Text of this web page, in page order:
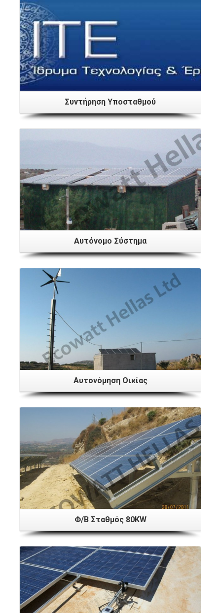
Συντήρηση Υποσταθμού
Αυτόνομο Σύστημα
Αυτονόμηση Οικίας
Φ/Β Σταθμός 80KW